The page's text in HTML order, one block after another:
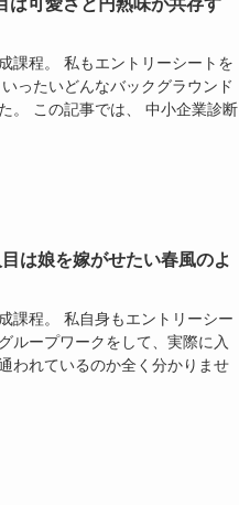
課程。 私もエントリーシートを
ったいどんなバックグラウンド
。 この記事では、 中小企業診断
は娘を嫁がせたい春風のよ
課程。 私自身もエントリーシー
ループワークをして、実際に入
われているのか全く分かりませ